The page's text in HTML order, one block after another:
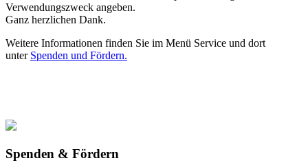
Verwendungszweck angeben.
Ganz herzlichen Dank.
Weitere Informationen finden Sie im Menü Service und dort
unter Spenden und Fördern.
Spenden & Fördern